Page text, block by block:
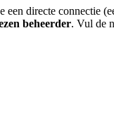
directe connectie
beheerder. Vul de